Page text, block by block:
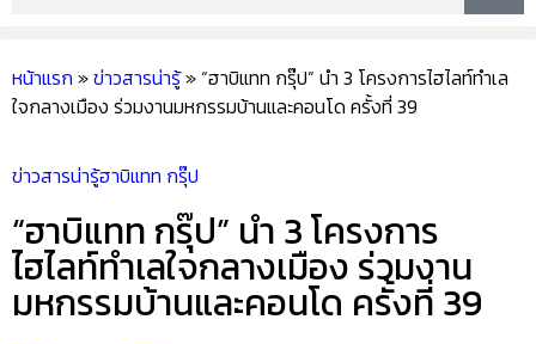
หน้าแรก »ข่าวสารน่ารู้» “ฮาบิแทท กรุ๊ป” นำ 3 โครงการไฮไลท์ทำเล
ใจกลางเมือง ร่วมงานมหกรรมบ้านและคอนโด ครั้งที่ 39
ข่าวสารน่ารู้ฮาบิแทท กรุ๊ป
“ฮาบิแทท กรุ๊ป” นำ 3 โครงการ
ไฮไลท์ทำเลใจกลางเมือง ร่วมงาน
มหกรรมบ้านและคอนโด ครั้งที่ 39